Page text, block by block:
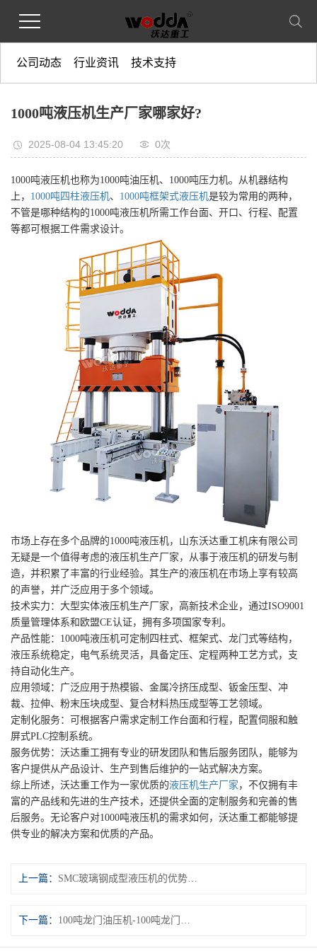
公司动态 行业资讯 技术支持
1000吨液压机生产厂家哪家好?
2025-08-04 13:45:20 0次
1000吨液压机也称为1000吨油压机、1000吨压力机。从机器结构
上， 1000吨四柱液压机、 1000吨框架式液压机是较为常用的两种，
不管是哪种结构的1000吨液压机所需工作台面、开口、行程、配置
等都可根据工件需求设计。
市场上存在多个品牌的1000吨液压机，山东沃达重工机床有限公司
无疑是一个值得考虑的液压机生产厂家，从事于液压机的研发与制
造，并积累了丰富的行业经验。其生产的液压机在市场上享有较高
的声誉，并广泛应用于多个领域。
技术实力：大型实体液压机生产厂家，高新技术企业，通过ISO9001
质量管理体系和欧盟CE认证，拥有多项国家专利。
产品性能：1000吨液压机可定制四柱式、框架式、龙门式等结构，
液压系统稳定，电气系统灵活，具备定压、定程两种工艺方式，支
持自动化生产。
应用领域：广泛应用于热模锻、金属冷挤压成型、钣金压型、冲
裁、拉伸、粉末压块成型、复合材料热压成型等工艺领域。
定制化服务：可根据客户需求定制工作台面和行程，配置伺服和触
屏式PLC控制系统。
服务优势：沃达重工拥有专业的研发团队和售后服务团队，能够为
客户提供从产品设计、生产到售后维护的一站式解决方案。
综上所述，沃达重工作为一家优质的液压机生产厂家 ，不仅拥有丰
富的产品线和先进的生产技术，还提供全面的定制服务和完善的售
后服务。无论客户对1000吨液压机的需求如何，沃达重工都能够提
供专业的解决方案和优质的产品。
上一篇：
下一篇：